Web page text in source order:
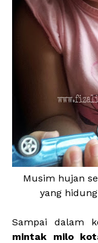
Musim hujan
yang
Sampai dalam
mintak milo